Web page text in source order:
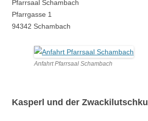
Pfarrsaal Schambach
Pfarrgasse 1
94342 Schambach
Anfahrt Pfarrsaal Schambach
Kasperl und der Zwackilutschku